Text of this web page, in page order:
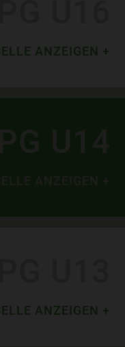
ANZEIGEN +
ANZEIGEN +